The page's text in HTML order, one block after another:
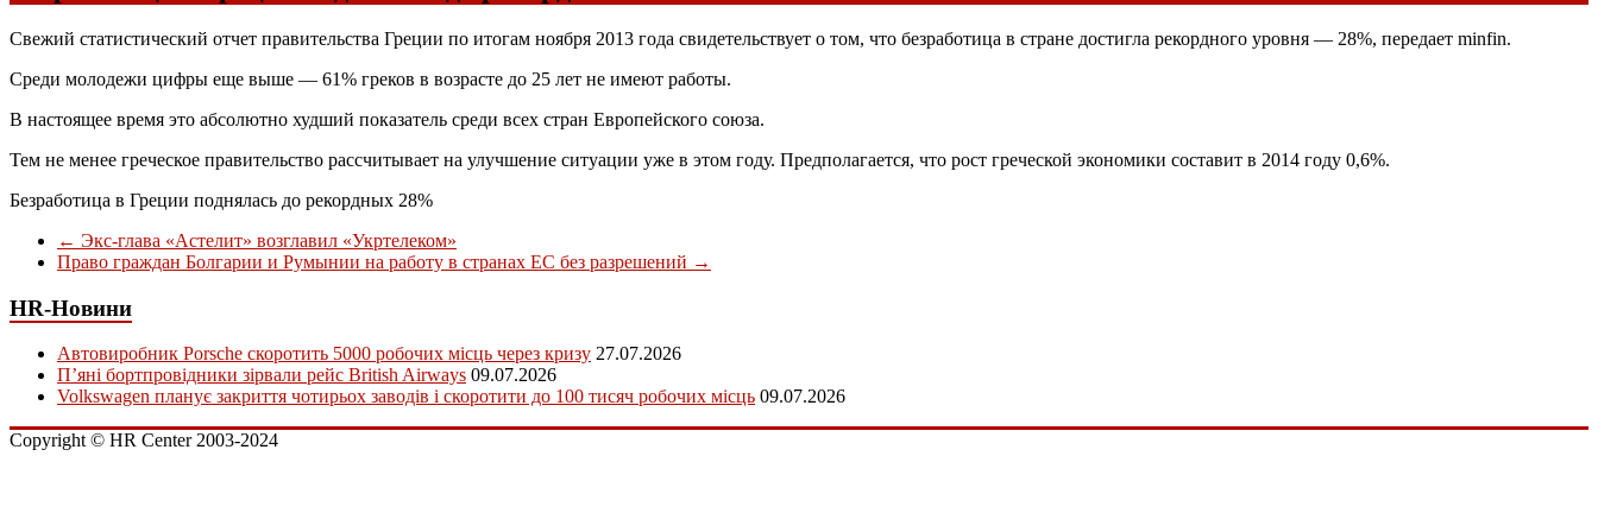
Свежий статистический отчет правительства Греции по итогам ноября 2013 года свидетельствует о том, что безработица в стране достигла рекордного уровня — 28%, передает minfin.
Среди молодежи цифры еще выше — 61% греков в возрасте до 25 лет не имеют работы.
В настоящее время это абсолютно худший показатель среди всех стран Европейского союза.
Тем не менее греческое правительство рассчитывает на улучшение ситуации уже в этом году. Предполагается, что рост греческой экономики составит в 2014 году 0,6%.
Безработица в Греции поднялась до рекордных 28%
← Экс-глава «Астелит» возглавил «Укртелеком»
Право граждан Болгарии и Румынии на работу в странах ЕС без разрешений →
HR-Новини
Автовиробник Porsche скоротить 5000 робочих місць через кризу 27.07.2026
П’яні бортпровідники зірвали рейс British Airways 09.07.2026
Volkswagen планує закриття чотирьох заводів і скоротити до 100 тисяч робочих місць 09.07.2026
Copyright © HR Center 2003-2024